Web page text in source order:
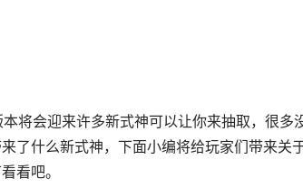
将会迎来许多新式神可以让你来抽取，很多
了什么新式神，下面小编将给玩家们带来关
看吧。